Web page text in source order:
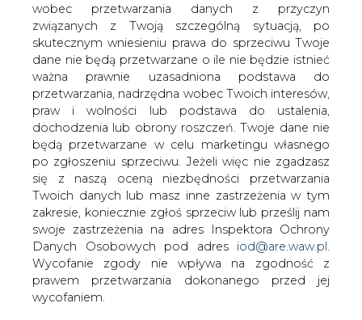
wobec przetwarzania danych z przyczyn
związanych z Twoją szczególną sytuacją, po
skutecznym wniesieniu prawa do sprzeciwu Twoje
dane nie będą przetwarzane o ile nie będzie istnieć
ważna prawnie uzasadniona podstawa do
przetwarzania, nadrzędna wobec Twoich interesów,
praw i wolności lub podstawa do ustalenia,
dochodzenia lub obrony roszczeń. Twoje dane nie
będą przetwarzane w celu marketingu własnego
po zgłoszeniu sprzeciwu. Jeżeli więc nie zgadzasz
się z naszą oceną niezbędności przetwarzania
Twoich danych lub masz inne zastrzeżenia w tym
zakresie, koniecznie zgłoś sprzeciw lub prześlij nam
swoje zastrzeżenia na adres Inspektora Ochrony
Danych Osobowych pod adres iod@are.waw.pl
Wycofanie zgody nie wpływa na zgodność z
prawem przetwarzania dokonanego przed jej
wycofaniem.
Wszystkie latarnie należące dotąd do
Enei, na mocy umowy zawartej 13
września br., stanowią własność
wchodzącej w skład grupy kapitałowej
Enea spółki Eneos. Sąd Rejonowy
Poznań - Nowe Miasto i Wilda
zarejestrował właśnie podwyższenie
kapitału zakładowego tej spółki, co
stanowi formalne zakończenie
procedury przejmowania przez nią
infrastruktury oświetleniowej
poznańskich ulic.
Firma Eneos przejęła majątek oświetleniowy na terenie
Poznania od Enei zgodnie z planami grupy,
zakładającymi przekazywanie wyspecjalizowanych zadań
spółkom posiadającym sprzęt i kadry